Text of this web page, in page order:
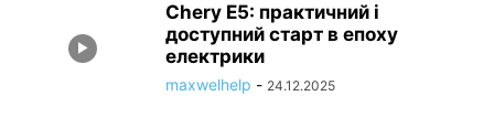
Chery E5: практичний і
доступний старт в епоху
електрики
maxwelhelp - 24.12.2025